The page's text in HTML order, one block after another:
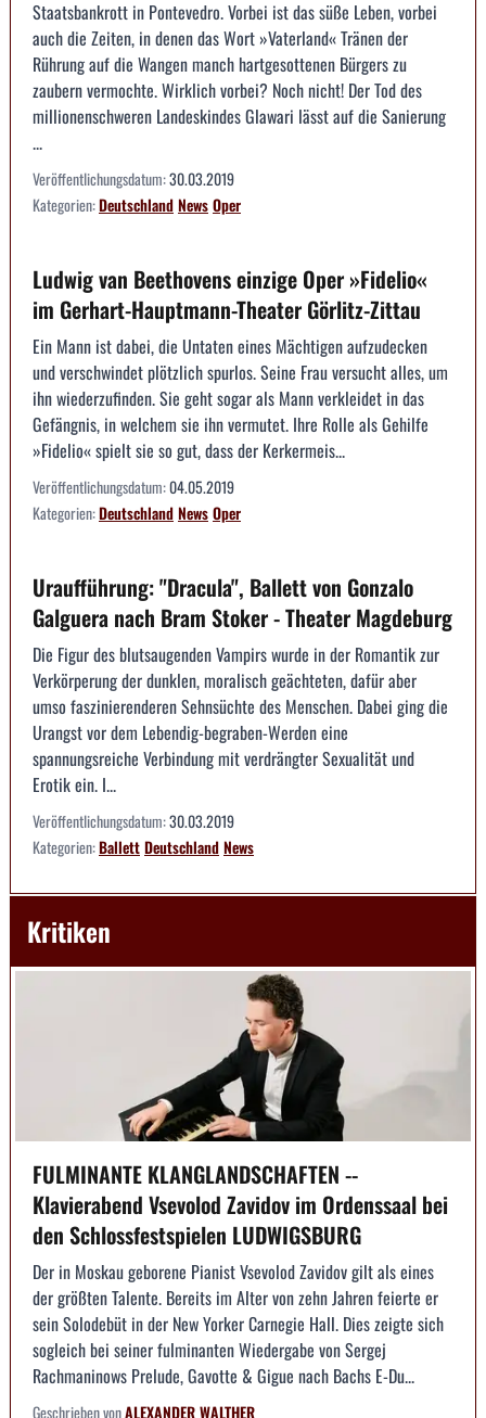
Staatsbankrott in Pontevedro. Vorbei ist das süße Leben, vorbei
auch die Zeiten, in denen das Wort »Vaterland« Tränen der
Rührung auf die Wangen manch hartgesottenen Bürgers zu
zaubern vermochte. Wirklich vorbei? Noch nicht! Der Tod des
millionenschweren Landeskindes Glawari lässt auf die Sanierung
...
Veröffentlichungsdatum:30.03.2019
Kategorien:DeutschlandNewsOper
Ludwig van Beethovens einzige Oper »Fidelio«
im Gerhart-Hauptmann-Theater Görlitz-Zittau
Ein Mann ist dabei, die Untaten eines Mächtigen aufzudecken
und verschwindet plötzlich spurlos. Seine Frau versucht alles, um
ihn wiederzufinden. Sie geht sogar als Mann verkleidet in das
Gefängnis, in welchem sie ihn vermutet. Ihre Rolle als Gehilfe
»Fidelio« spielt sie so gut, dass der Kerkermeis...
Veröffentlichungsdatum:04.05.2019
Kategorien:DeutschlandNewsOper
Uraufführung: "Dracula", Ballett von Gonzalo
Galguera nach Bram Stoker - Theater Magdeburg
Die Figur des blutsaugenden Vampirs wurde in der Romantik zur
Verkörperung der dunklen, moralisch geächteten, dafür aber
umso faszinierenderen Sehnsüchte des Menschen. Dabei ging die
Urangst vor dem Lebendig-begraben-Werden eine
spannungsreiche Verbindung mit verdrängter Sexualität und
Erotik ein. I...
Veröffentlichungsdatum:30.03.2019
Kategorien:BallettDeutschlandNews
Kritiken
FULMINANTE KLANGLANDSCHAFTEN --
Klavierabend Vsevolod Zavidov im Ordenssaal bei
den Schlossfestspielen LUDWIGSBURG
Der in Moskau geborene Pianist Vsevolod Zavidov gilt als eines
der größten Talente. Bereits im Alter von zehn Jahren feierte er
sein Solodebüt in der New Yorker Carnegie Hall. Dies zeigte sich
sogleich bei seiner fulminanten Wiedergabe von Sergej
Rachmaninows Prelude, Gavotte & Gigue nach Bachs E-Du...
Geschrieben vonALEXANDER WALTHER